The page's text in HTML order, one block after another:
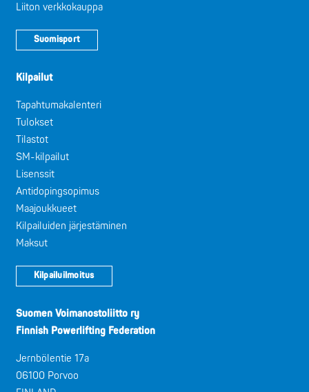
Liiton verkkokauppa
Suomisport
Kilpailut
Tapahtumakalenteri
Tulokset
Tilastot
SM-kilpailut
Lisenssit
Antidopingsopimus
Maajoukkueet
Kilpailuiden järjestäminen
Maksut
Kilpailuilmoitus
Suomen Voimanostoliitto ry
Finnish Powerlifting Federation
Jernbölentie 17a
06100 Porvoo